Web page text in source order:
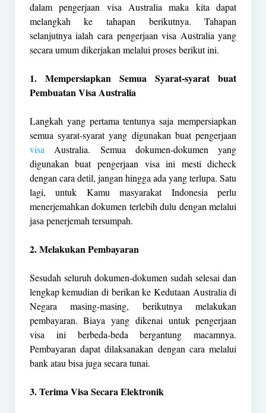
dalam pengerjaan visa Australia maka kita dapat
melangkah ke tahapan berikutnya. Tahapan
selanjutnya ialah cara pengerjaan visa Australia yang
secara umum dikerjakan melalui proses berikut ini.
1. Mempersiapkan Semua Syarat-syarat buat
Pembuatan Visa Australia
Langkah yang pertama tentunya saja mempersiapkan
semua syarat-syarat yang digunakan buat pengerjaan
visa Australia. Semua dokumen-dokumen yang
digunakan buat pengerjaan visa ini mesti dicheck
dengan cara detil, jangan hingga ada yang terlupa. Satu
lagi, untuk Kamu masyarakat Indonesia perlu
menerjemahkan dokumen terlebih dulu dengan melalui
jasa penerjemah tersumpah.
2. Melakukan Pembayaran
Sesudah seluruh dokumen-dokumen sudah selesai dan
lengkap kemudian di berikan ke Kedutaan Australia di
Negara masing-masing, berikutnya melakukan
pembayaran. Biaya yang dikenai untuk pengerjaan
visa ini berbeda-beda bergantung macamnya.
Pembayaran dapat dilaksanakan dengan cara melalui
bank atau bisa juga secara tunai.
3. Terima Visa Secara Elektronik